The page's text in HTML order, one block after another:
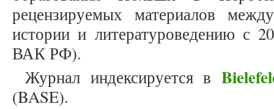
рецензируемых материалов
истории и литературоведению с
ВАК РФ).
Журнал индексируется в
(BASE).